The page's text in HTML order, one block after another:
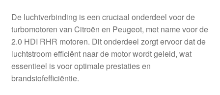
De luchtverbinding is een cruciaal onderdeel voor de
turbomotoren van Citroën en Peugeot, met name voor de
2.0 HDI RHR motoren. Dit onderdeel zorgt ervoor dat de
luchtstroom efficiënt naar de motor wordt geleid, wat
essentieel is voor optimale prestaties en
brandstofefficiëntie.